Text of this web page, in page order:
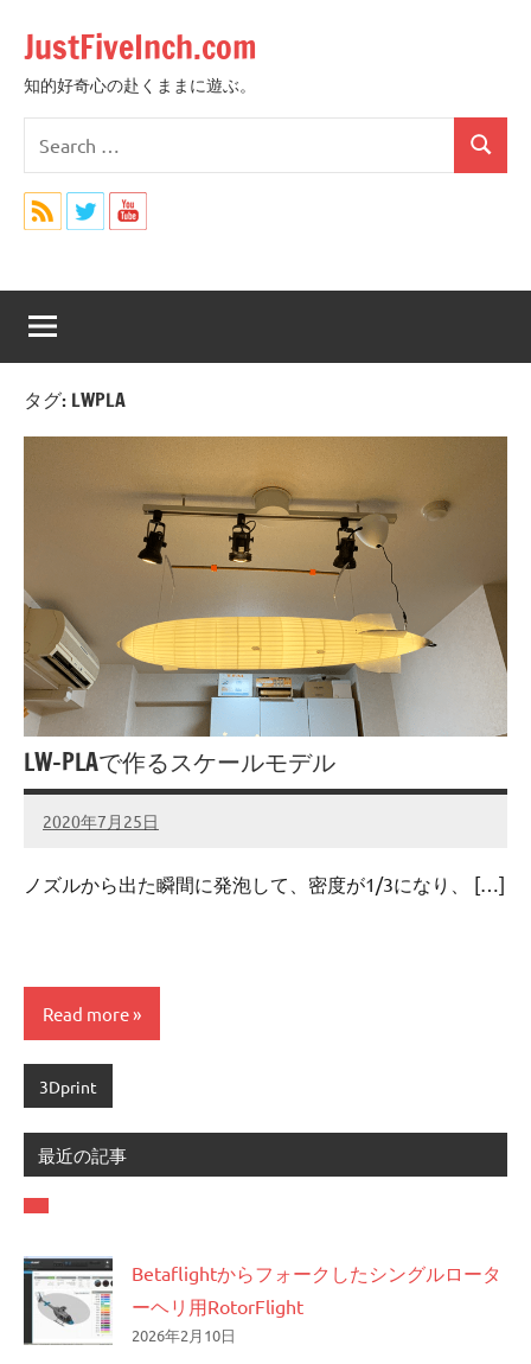
content
JustFiveInch.com
知的好奇心の赴くままに遊ぶ。
for:
Search
タグ: LWPLA
LW-PLAで作るスケールモデル
2020年7月25日
admin
No
ノズルから出た瞬間に発泡して、密度が1/3になり、 […]
Read more
3Dprint
最近の記事
Betaflightからフォークしたシングルロータ
ーヘリ用RotorFlight
2026年2月10日